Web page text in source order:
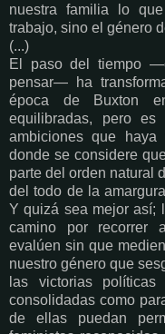
nuestra familia lo
trabajo, sino el género
(...)
El paso del tiempo
pensar— ha
época de Buxton
equilibradas, pero
ambiciones que
donde se considere
parte del orden natural
del todo de la
Y quizá sea mejor así;
camino por recorrer
evalúen sin que
nuestro género que
las victorias
consolidadas como
de ellas puedan